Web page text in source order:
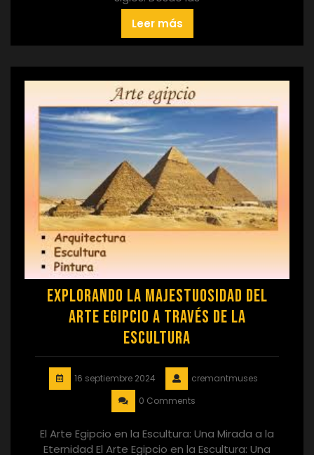
Leer más
Explorando la Majestuosidad del
Arte Egipcio a través de la
Escultura
16 septiembre 2024
cremantmuses
0 Comments
El Arte Egipcio en la Escultura: Una Mirada a la
Eternidad El Arte Egipcio en la Escultura: Una